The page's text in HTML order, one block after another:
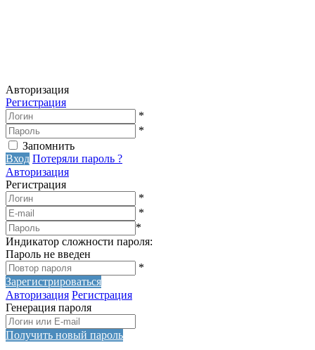
Авторизация
Регистрация
*
*
Запомнить
Вход Потеряли пароль ?
Авторизация
Регистрация
*
*
*
Индикатор сложности пароля:
Пароль не введен
*
Зарегистрироваться
Авторизация Регистрация
Генерация пароля
Получить новый пароль